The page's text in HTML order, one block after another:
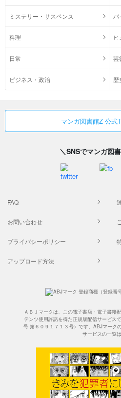
ミステリー・サスペンス バ
料理
日常 芸
ビジネス・政治 歴
マンガ図書館Z 公式
＼SNSでマンガ図
FAQ
お問い合わせ
プライバシーポリシー
アップロード方法
ＡＢＪマークは、この電子書店・電子書籍
テンツ使用許諾を得た正規版配信サービス
号 第６０９１７１３号）です。ABJマーク
サービスの一覧は